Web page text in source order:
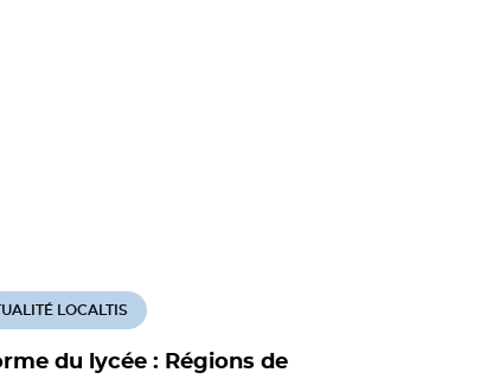
du lycée : Régions de
LOCALTIS